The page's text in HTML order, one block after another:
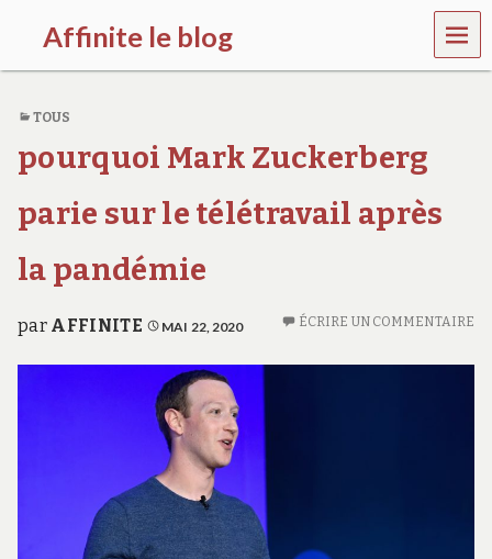
Affinite le blog
e
p
u
s
i
MEN
U
TOUS
pourquoi Mark Zuckerberg
parie sur le télétravail après
la pandémie
par AFFINITE MAI 22, 2020 ÉCRIRE UN COMMENTAIRE